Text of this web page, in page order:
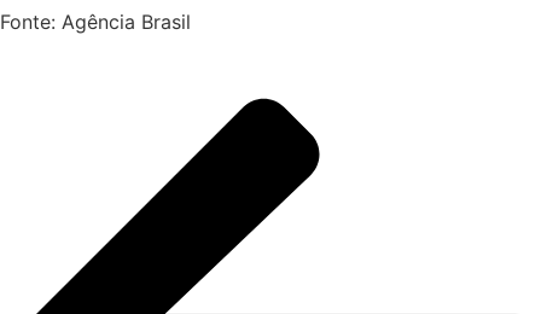
Fonte: Agência Brasil